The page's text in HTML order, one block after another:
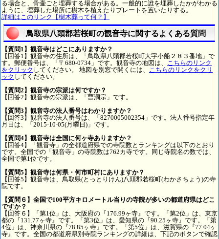
る場合と、骨壷ごと埋葬する場合がある。一般的に誰を埋葬したかがわかる
ように、埋葬した場所に樹木を植えたりプレートを置いたりする。
詳細はこのリンク【樹木葬って何？】
鳥取県八頭郡若桜町の観音寺に関するよくある質問
【質問1】観音寺はどこにありますか？
【回答1】観音寺の住所は、「鳥取県八頭郡若桜町大字小船２８３番地」で
す。郵便番号は、「〒680-0734」です。観音寺の地図は、 こちらのリンク
をクリック してください。 地図を別窓で開くには、 こちらのリンクをクリ
ック してください。
【質問2】観音寺の宗派は何ですか？
【回答2】観音寺の宗派は、「曹洞宗」です。
【質問3】観音寺の法人番号はわかりますか？
【回答3】観音寺の法人番号は、「8270005002354」です。法人番号指定年
月日は、「2015-10-05(月曜日)」です。
【質問4】観音寺は全国に何ヶ寺ありますか？
【回答4】「観音寺」の全都道府県での寺院数とランキングは以下のとおり
です。全国での「観音寺」の寺院数は762カ寺です。同じ寺院名の数では、
全国で第1位です。
【質問5】観音寺は何県・何市町村にありますか？
【回答5】観音寺は、鳥取県(とっとりけん)八頭郡若桜町(わかさちょう)の寺
院です。
【質問６】全国で100平方キロメートル当りの寺院が多いの都道府県はどこ
ですか？
【回答６】「第1位」は、大阪府の『176.99ヶ寺』です。「第2位」は、東京
都の『131.77ヶ寺』です。「第3位」は、愛知県の『90.25ヶ寺』です。「第
4位」は、神奈川県の『78.85ヶ寺』です。「第5位」は、滋賀県の『77.04ヶ
寺』です。全国の都道府県別寺院ランキングの詳細は、下記のボタンで確認